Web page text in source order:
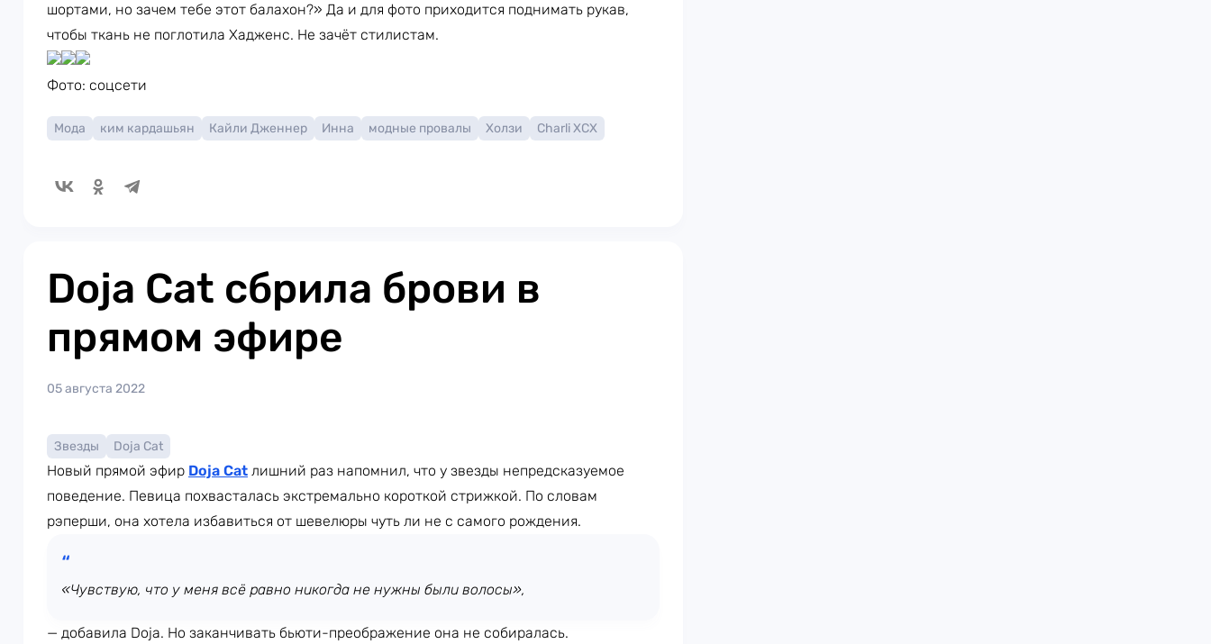
шортами, но зачем тебе этот балахон?» Да и для фото приходится поднимать рукав,
чтобы ткань не поглотила Хадженс. Не зачёт стилистам.
Фото: соцсети
Мода ким кардашьян Кайли Дженнер Инна модные провалы Холзи Charli XCX
Doja Cat сбрила брови в
прямом эфире
05 августа 2022
Звезды Doja Cat
Новый прямой эфир Doja Cat лишний раз напомнил, что у звезды непредсказуемое
поведение. Певица похвасталась экстремально короткой стрижкой. По словам
рэперши, она хотела избавиться от шевелюры чуть ли не с самого рождения.
«Чувствую, что у меня всё равно никогда не нужны были волосы»,
— добавила Doja. Но заканчивать бьюти-преображение она не собиралась.